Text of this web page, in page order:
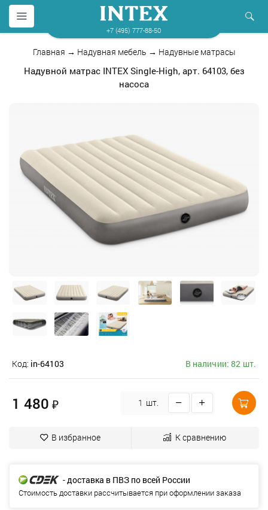
+7 (495) 777-88-50
Главная → Надувная мебель → Надувные матрасы
Надувной матрас INTEX Single-High, арт. 64103, без
насоса
Код: in-64103 В наличии: 82 шт.
1 480 ₽ шт.
В избранное К сравнению
- доставка в ПВЗ по всей России
Стоимость доставки рассчитывается при оформлении заказа